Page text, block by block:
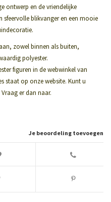
ontwerp en de vriendelijke
sfeervolle blikvanger en een mooie
zowel binnen als buiten,
polyester.
figuren in de webwinkel van
staat op onze website. Kunt u
er dan naar.
Je beoordeling toevoegen